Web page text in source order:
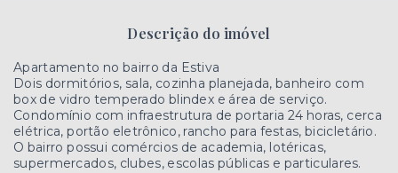
Descrição do imóvel
Apartamento no bairro da Estiva
Dois dormitórios, sala, cozinha planejada, banheiro com
box de vidro temperado blindex e área de serviço.
Condomínio com infraestrutura de portaria 24 horas, cerca
elétrica, portão eletrônico, rancho para festas, bicicletário.
O bairro possui comércios de academia, lotéricas,
supermercados, clubes, escolas públicas e particulares.